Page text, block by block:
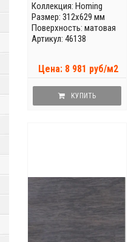
Коллекция: Homing
Размер: 312x629 мм
Поверхность: матовая
Артикул: 46138
Цена: 8 981 руб/м2
КУПИТЬ